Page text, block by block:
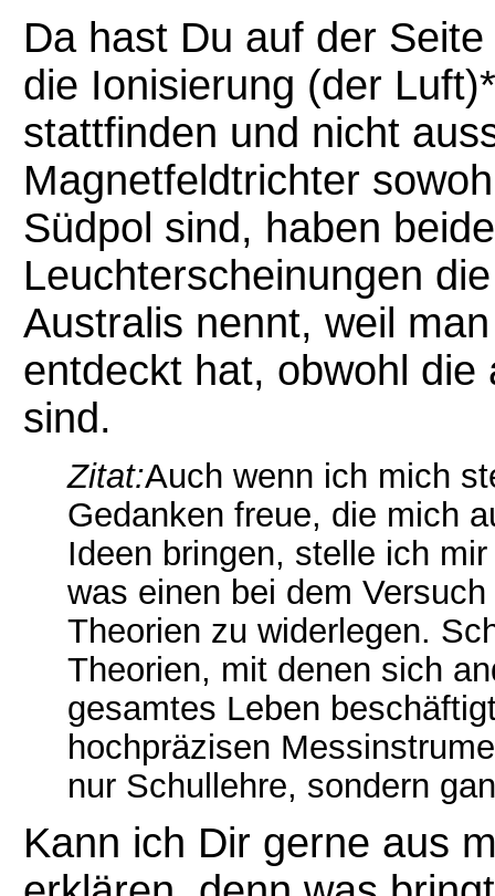
Da hast Du auf der
die Ionisierung (der
stattfinden und nicht
Magnetfeldtrichter
Südpol sind, haben
Leuchterscheinungen
Australis nennt, weil
entdeckt hat, obwohl
sind.
Zitat:Auch wenn ich mich
Gedanken freue, die mich
Ideen bringen, stelle ich
was einen bei dem
Theorien zu widerlegen.
Theorien, mit denen sich
gesamtes Leben
hochpräzisen
nur Schullehre, sondern
Kann ich Dir gerne aus